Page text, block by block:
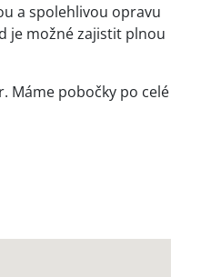
a spolehlivou opravu
je možné zajistit plnou
Máme pobočky po celé